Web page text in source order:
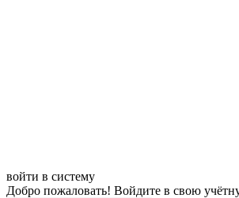
войти в систему
Добро пожаловать! Войдите в свою